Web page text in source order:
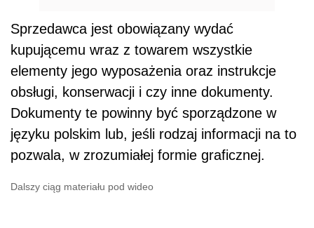
Sprzedawca jest obowiązany wydać
kupującemu wraz z towarem wszystkie
elementy jego wyposażenia oraz instrukcje
obsługi, konserwacji i czy inne dokumenty.
Dokumenty te powinny być sporządzone w
języku polskim lub, jeśli rodzaj informacji na to
pozwala, w zrozumiałej formie graficznej.
Dalszy ciąg materiału pod wideo